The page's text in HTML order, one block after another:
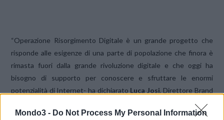
Mondo3 - Do Not Process My Personal Information
“Operazione Risorgimento Digitale è un grande progetto che
risponde alle esigenze di una parte di popolazione che finora è
rimasta fuori dalla grande rivoluzione digitale e che oggi ha
bisogno di supporto per conoscere e sfruttare le enormi
potenzialità di Internet- ha dichiarato Luca Josi, Direttore Brand
–. Siamo
felici di mettere a disposizione le nostre competenze con l’unico